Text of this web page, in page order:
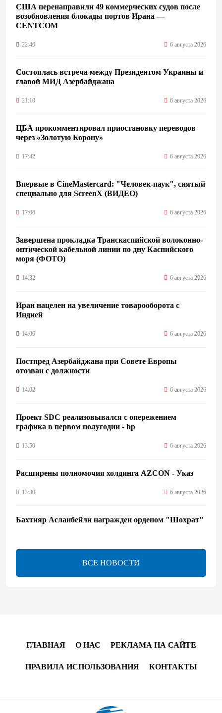
США перенаправили 49 коммерческих судов после
возобновления блокады портов Ирана —
CENTCOM
22:46 6 августа 2026
Состоялась встреча между Президентом Украины и
главой МИД Азербайджана
21:10 6 августа 2026
ЦБА прокомментировал приостановку переводов
через «Золотую Корону»
17:42 6 августа 2026
Впервые в CineMastercard: "Человек-паук", снятый
специально для ScreenX (ВИДЕО)
17:06 6 августа 2026
Завершена прокладка Транскаспийской волоконно-
оптической кабельной линии по дну Каспийского
моря (ФОТО)
14:32 6 августа 2026
Иран нацелен на увеличение товарооборота с
Индией
14:06 6 августа 2026
Постпред Азербайджана при Совете Европы
отозван с должности
14:02 6 августа 2026
Проект SDC реализовывался с опережением
графика в первом полугодии - bp
13:50 6 августа 2026
Расширены полномочия холдинга AZCON - Указ
13:30 6 августа 2026
Бахтияр Асланбейли награжден орденом "Шохрат"
13:26 6 августа 2026
bp о ходе строительства солнечной электростанции
Азербайджан непродовольственными товарами
Армении объявлено окончательное решение
ВСЕ НОВОСТИ
ГЛАВНАЯ О НАС РЕКЛАМА НА САЙТЕ
ПРАВИЛА ИСПОЛЬЗОВАНИЯ КОНТАКТЫ